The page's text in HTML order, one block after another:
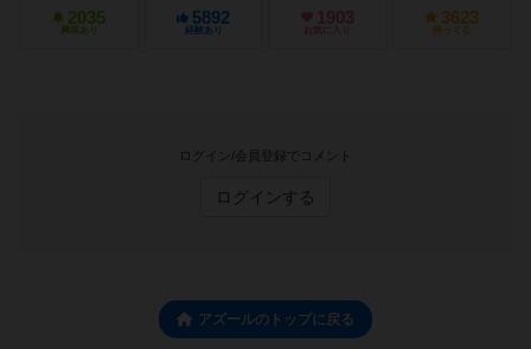
2035
興味あり
5892
経験あり
1903
お気に入り
3623
持ってる
ログイン/会員登録でコメント
ログインする
アズールのトップに戻る